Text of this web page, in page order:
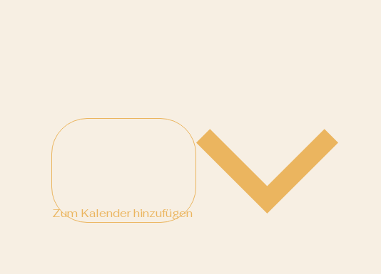
Zum Kalender hinzufügen